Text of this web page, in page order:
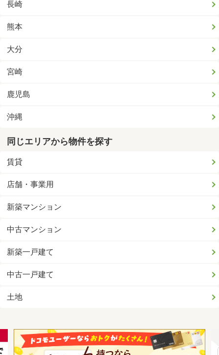
長崎
熊本
大分
宮崎
鹿児島
沖縄
同じエリアから物件を探す
賃貸
店舗・事業用
新築マンション
中古マンション
新築一戸建て
中古一戸建て
土地